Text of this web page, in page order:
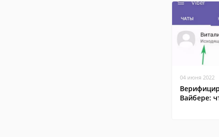
04 июня 2022
Вайбере: